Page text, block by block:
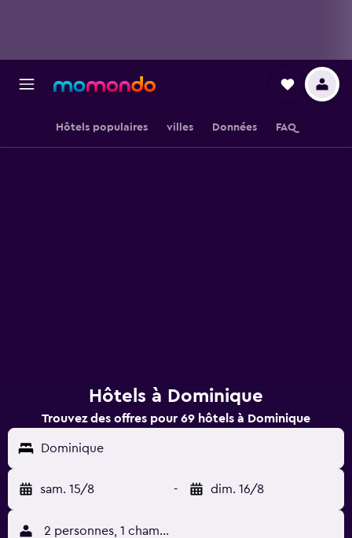
Hôtels populaires villes Données FAQ
Hôtels à Dominique
Trouvez des offres pour 69 hôtels à Dominique
Dominique
sam. 15/8 - dim. 16/8
2 personnes, 1 chambre